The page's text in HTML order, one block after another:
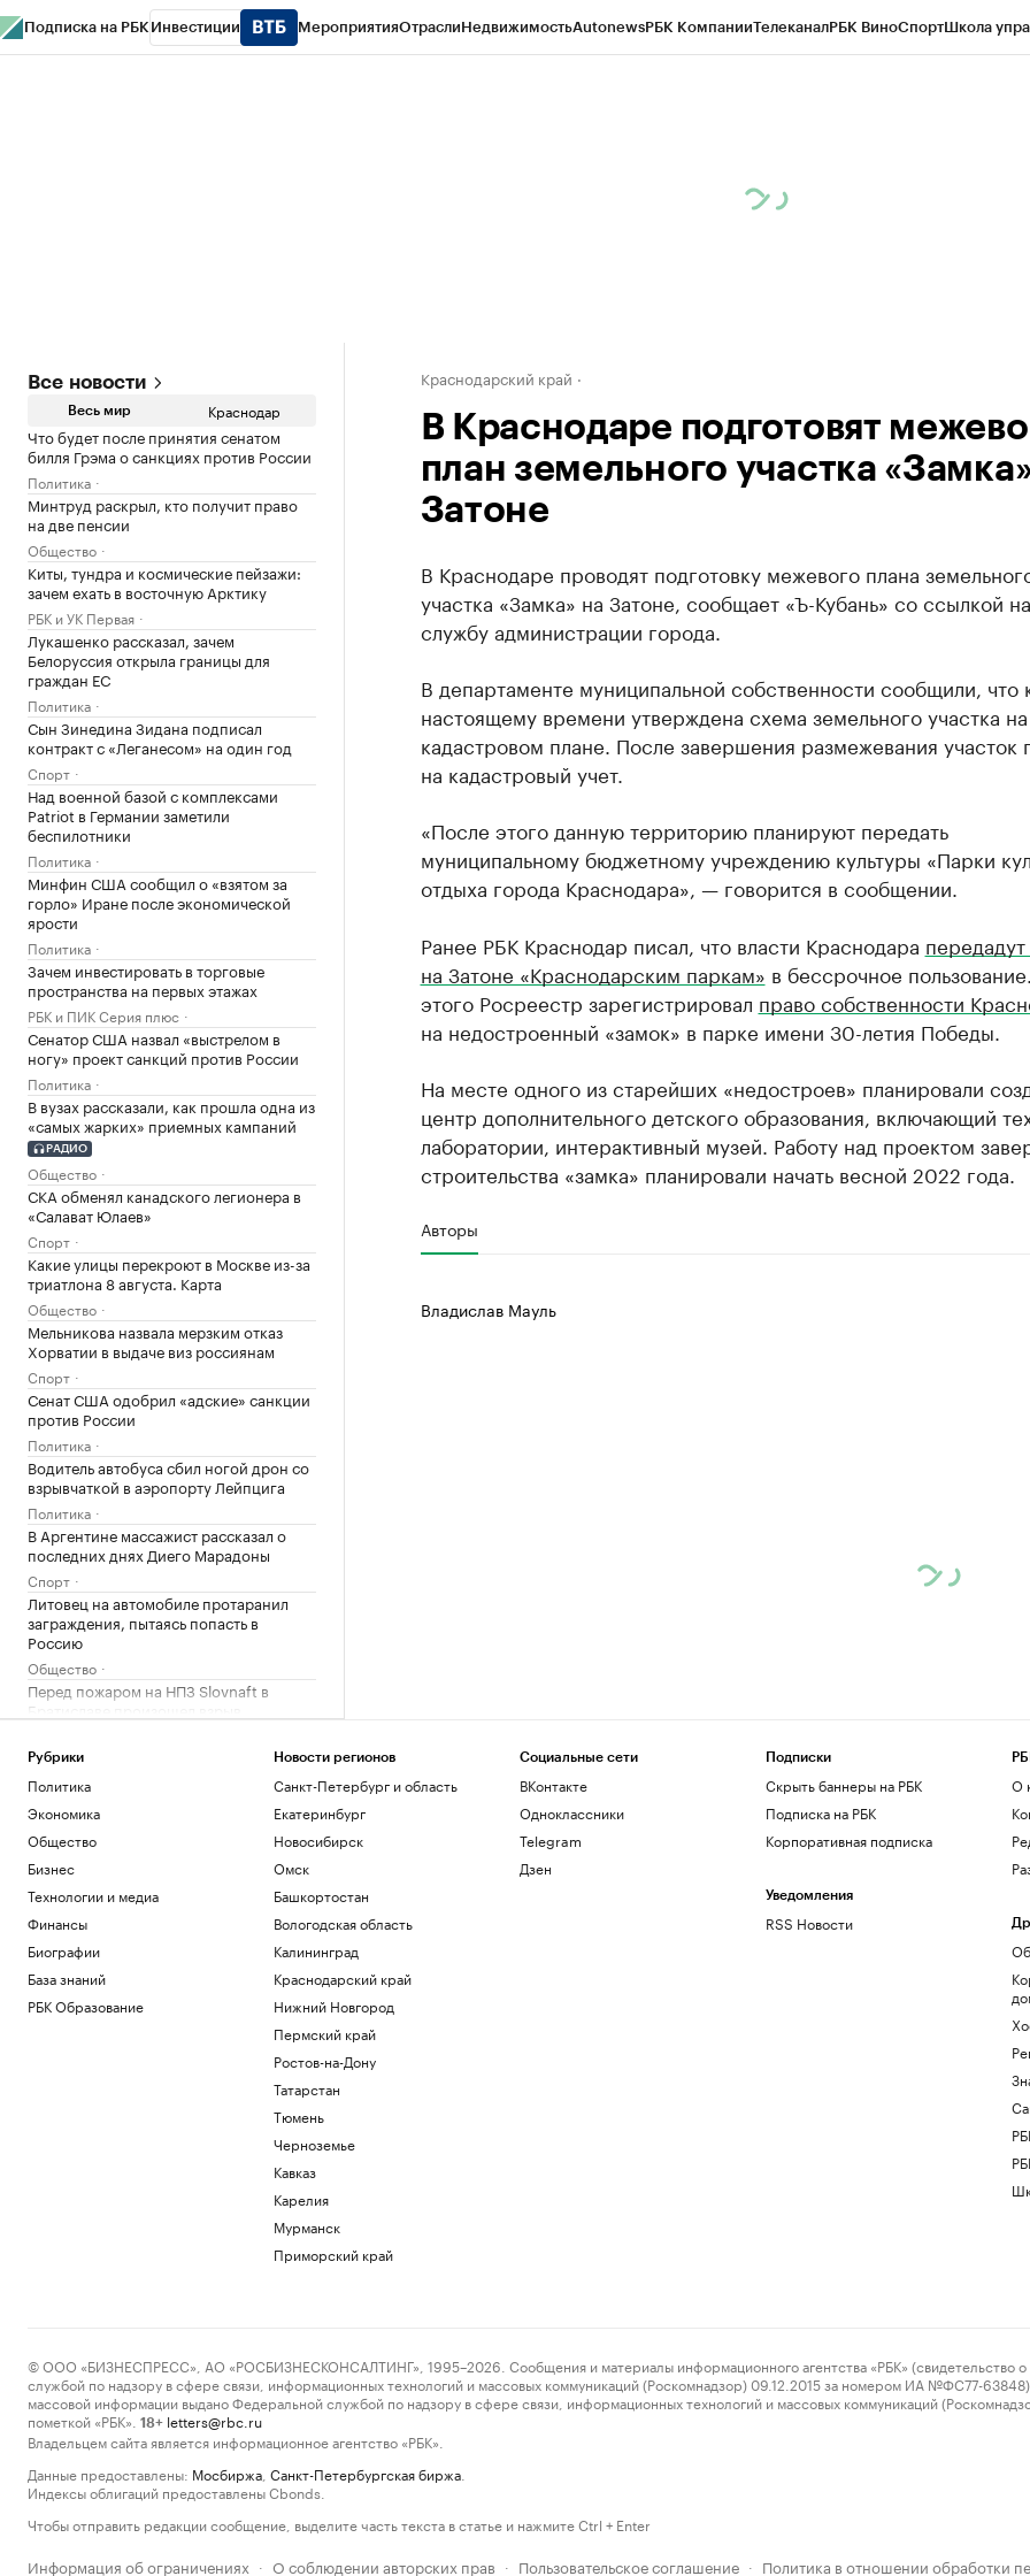
Подписка на РБК Инвестиции МероприятияОтраслиНедвижимостьAutonewsРБК КомпанииТелеканалРБК ВиноСпортШкола
Все новости
Весь мир Краснодар
Что будет после принятия сенатом
билля Грэма о санкциях против России
Политика
Минтруд раскрыл, кто получит право
на две пенсии
Общество
Киты, тундра и космические пейзажи:
зачем ехать в восточную Арктику
РБК и УК Первая
Лукашенко рассказал, зачем
Белоруссия открыла границы для
граждан ЕС
Политика
Сын Зинедина Зидана подписал
контракт с «Леганесом» на один год
Спорт
Над военной базой с комплексами
Patriot в Германии заметили
беспилотники
Политика
Минфин США сообщил о «взятом за
горло» Иране после экономической
ярости
Политика
Зачем инвестировать в торговые
пространства на первых этажах
РБК и ПИК Серия плюс
Сенатор США назвал «выстрелом в
ногу» проект санкций против России
Политика
В вузах рассказали, как прошла одна из
«самых жарких» приемных кампаний
РАДИО
Общество
СКА обменял канадского легионера в
«Салават Юлаев»
Спорт
Какие улицы перекроют в Москве из-за
триатлона 8 августа. Карта
Общество
Мельникова назвала мерзким отказ
Хорватии в выдаче виз россиянам
Спорт
Сенат США одобрил «адские» санкции
против России
Политика
Водитель автобуса сбил ногой дрон со
взрывчаткой в аэропорту Лейпцига
Политика
В Аргентине массажист рассказал о
последних днях Диего Марадоны
Спорт
Литовец на автомобиле протаранил
заграждения, пытаясь попасть в
Россию
Общество
Перед пожаром на НПЗ Slovnaft в
Братиславе произошел взрыв
В каких странах дети при рождении
получают гражданство. Карта мира
19-летняя россиянка впервые победила
соперницу из топ-20 на турнире WTA
Спорт
Загрузить еще
Краснодарский край
В Краснодаре подготовят
план земельного участка
Затоне
В Краснодаре проводят подготовку межевого плана
участка «Замка» на Затоне, сообщает «Ъ-Кубань» со ссылкой
службу администрации города.
В департаменте муниципальной собственности сообщили, что
настоящему времени утверждена схема земельного участка на
кадастровом плане. После завершения размежевания участок
на кадастровый учет.
«После этого данную территорию планируют передать
муниципальному бюджетному учреждению культуры «Парки
отдыха города Краснодара», — говорится в сообщении.
Ранее РБК Краснодар писал, что власти Краснодара
на Затоне «Краснодарским паркам» в бессрочное
этого Росреестр зарегистрировал право собственности
на недостроенный «замок» в парке имени 30-летия Победы.
На месте одного из старейших «недостроев» планировали
центр дополнительного детского образования, включающий
лаборатории, интерактивный музей. Работу над проектом
строительства «замка» планировали начать весной 2022 года.
Авторы
Владислав Мауль
Рубрики
Политика
Экономика
Общество
Бизнес
Технологии и медиа
Финансы
Биографии
База знаний
РБК Образование
Новости регионов
Санкт-Петербург и область
Екатеринбург
Новосибирск
Омск
Башкортостан
Вологодская область
Калининград
Краснодарский край
Нижний Новгород
Пермский край
Ростов-на-Дону
Татарстан
Тюмень
Черноземье
Кавказ
Карелия
Мурманск
Приморский край
Социальные сети
ВКонтакте
Одноклассники
Telegram
Дзен
Подписки
Скрыть баннеры на РБК
Подписка на РБК
Корпоративная подписка
Уведомления
RSS Новости
О
© ООО «БИЗНЕСПРЕСС», АО «РОСБИЗНЕСКОНСАЛТИНГ», 1995–2026. Сообщения и материалы информационного агентства «РБК» (свидетельство о
службой по надзору в сфере связи, информационных технологий и массовых коммуникаций (Роскомнадзор) 09.12.2015 за номером ИА №ФС77-63848)
массовой информации выдано Федеральной службой по надзору в сфере связи, информационных технологий и массовых коммуникаций
пометкой «РБК».
18+ letters@rbc.ru
Владельцем сайта является информационное агентство «РБК».
Данные предоставлены: Мосбиржа Санкт-Петербургская биржа
Индексы облигаций предоставлены Cbonds.
Чтобы отправить редакции сообщение, выделите часть текста в статье и нажмите Ctrl + Enter
Информация об ограничениях · О соблюдении авторских прав · Пользовательское соглашение · Политика в отношении обработки